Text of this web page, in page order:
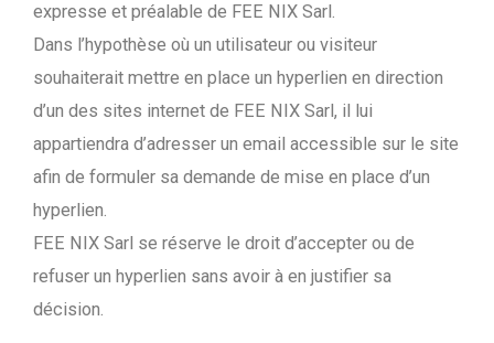
expresse et préalable de FEE NIX Sarl.
Dans l’hypothèse où un utilisateur ou visiteur
souhaiterait mettre en place un hyperlien en direction
d’un des sites internet de FEE NIX Sarl, il lui
appartiendra d’adresser un email accessible sur le site
afin de formuler sa demande de mise en place d’un
hyperlien.
FEE NIX Sarl se réserve le droit d’accepter ou de
refuser un hyperlien sans avoir à en justifier sa
décision.